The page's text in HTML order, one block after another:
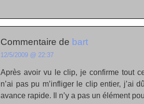
Commentaire de bart
12/5/2009 @ 22:37
Après avoir vu le clip, je confirme tout
n’ai pas pu m’infliger le clip entier, j’ai
avance rapide. Il n’y a pas un élément